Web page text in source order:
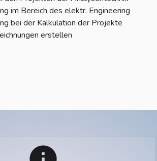
im Bereich des elektr. Engineering
bei der Kalkulation der Projekte
erstellen